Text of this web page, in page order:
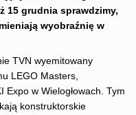
15 grudnia sprawdzimy,
wyobraźnię w
TVN wyemitowany
LEGO Masters,
w Wielogłowach. Tym
konstruktorskie